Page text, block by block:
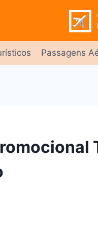
Passagens